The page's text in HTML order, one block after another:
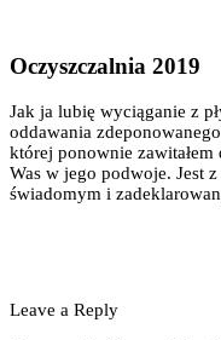
Oczyszczalnia 2019
Jak ja lubię wyciąganie z
oddawania
której ponownie
Was w jego podwoje. Jest
świadomym i
Leave a Reply